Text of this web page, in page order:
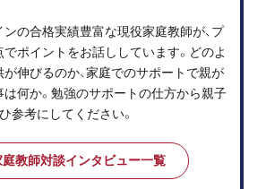
ンの合格実績豊富な現役家庭教師が、プ
ポイントをお話ししています。どのよ
伸びるのか、家庭でのサポートで親が
何か。勉強のサポートの仕方から親子
参考にしてください。
庭教師対談インタビュー一覧